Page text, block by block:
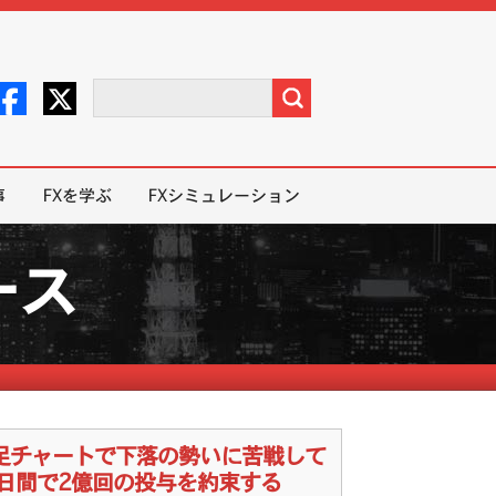
FXを学ぶ FXシミュレーション
ス
ャートで下落の勢いに苦戦して
間で2億回の投与を約束する